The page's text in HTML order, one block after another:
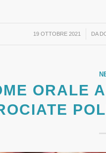
19 OTTOBRE 2021
/ DA
ORALE